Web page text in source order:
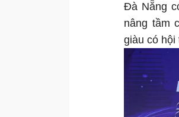
Đà Nẵng
nâng tầm
giàu có